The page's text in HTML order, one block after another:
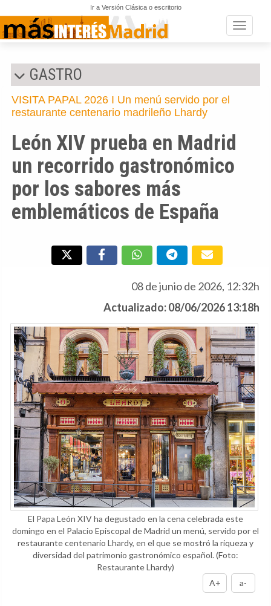
Ir a Versión Clásica o escritorio
Toggle
GASTRO
VISITA PAPAL 2026 I Un menú servido por el
restaurante centenario madrileño Lhardy
León XIV prueba en Madrid
un recorrido gastronómico
por los sabores más
emblemáticos de España
08 de junio de 2026, 12:32h
Actualizado: 08/06/2026 13:18h
El Papa León XIV ha degustado en la cena celebrada este
domingo en el Palacio Episcopal de Madrid un menú, servido por el
restaurante centenario Lhardy, en el que se mostró la riqueza y
diversidad del patrimonio gastronómico español.(Foto:
Restaurante Lhardy)
A+
a-